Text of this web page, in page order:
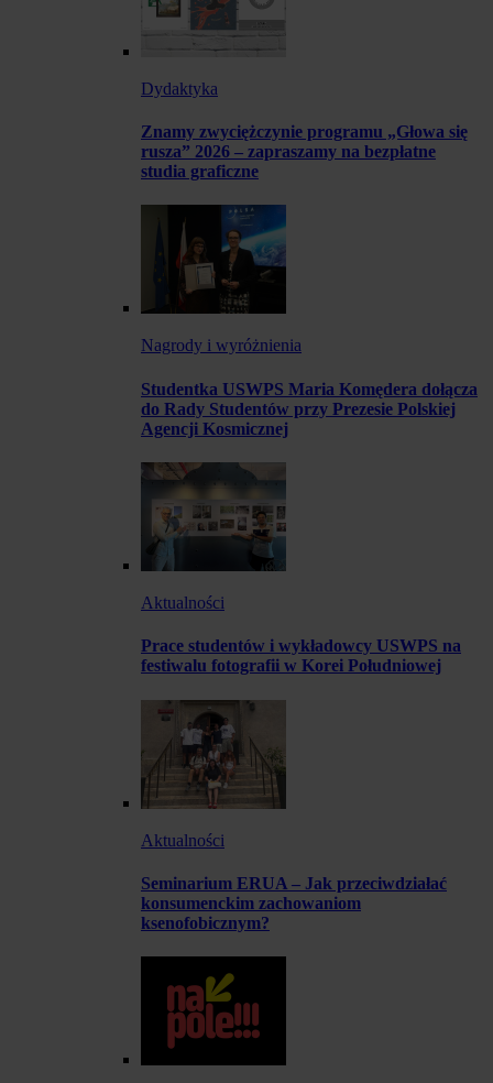
Dydaktyka
Znamy zwyciężczynie programu „Głowa się
rusza” 2026 – zapraszamy na bezpłatne
studia graficzne
Nagrody i wyróżnienia
Studentka USWPS Maria Komędera dołącza
do Rady Studentów przy Prezesie Polskiej
Agencji Kosmicznej
Aktualności
Prace studentów i wykładowcy USWPS na
festiwalu fotografii w Korei Południowej
Aktualności
Seminarium ERUA – Jak przeciwdziałać
konsumenckim zachowaniom
ksenofobicznym?